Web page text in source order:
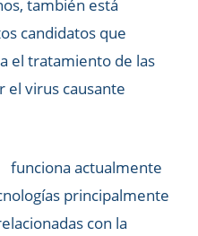
también está
candidatos que
el tratamiento de las
el virus causante
funciona actualmente
principalmente
con la